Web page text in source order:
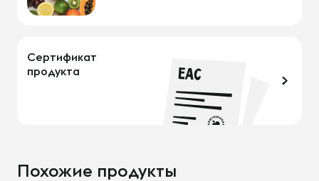
Сертификат
продукта
Похожие продукты